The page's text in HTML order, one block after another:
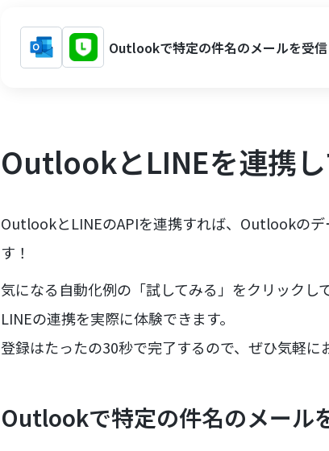
Outlookで特定の件名のメールを受
OutlookとLINEを連携
OutlookとLINEのAPIを連携すれば、Outlookの
す！
気になる自動化例の「試してみる」をクリック
LINEの連携を実際に体験できます。
登録はたったの30秒で完了するので、ぜひ気軽に
Outlookで特定の件名のメール